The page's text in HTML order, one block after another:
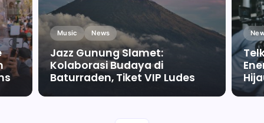
Music News
Jazz Gunung Slamet:
Kolaborasi Budaya di
Baturraden, Tiket VIP Ludes
By Falah Malaika Az Zahra